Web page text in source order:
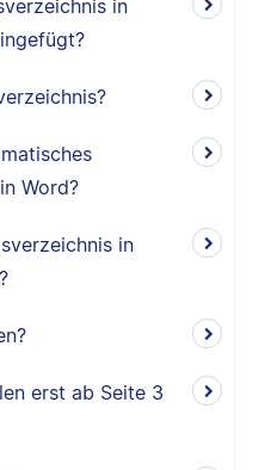
in
Word?
in
erst ab Seite 3